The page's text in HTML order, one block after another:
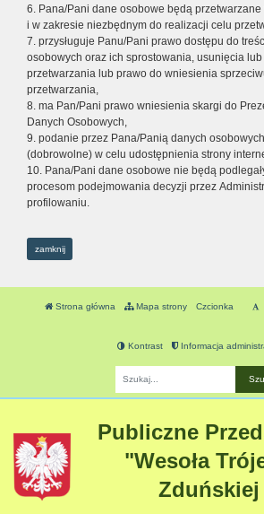
6. Pana/Pani dane osobowe będą przetwarzane
i w zakresie niezbędnym do realizacji celu
7. przysługuje Panu/Pani prawo dostępu do
osobowych oraz ich sprostowania, usunięcia
przetwarzania lub prawo do wniesienia
przetwarzania,
8. ma Pan/Pani prawo wniesienia skargi do
Danych Osobowych,
9. podanie przez Pana/Panią danych
(dobrowolne) w celu udostępnienia strony
10. Pana/Pani dane osobowe nie będą
procesom podejmowania decyzji przez
profilowaniu.
zamknij
Strona główna Mapa strony Czcionka
Kontrast Informacja
Publiczne
"Wesoła
Zduńskiej